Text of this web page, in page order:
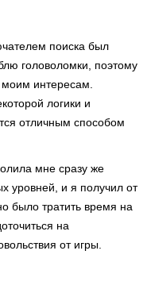
поиска был
головоломки, поэтому
моим интересам.
логики и
отличным способом
мне сразу же
уровней, и я получил от
было тратить время на
на
от игры.